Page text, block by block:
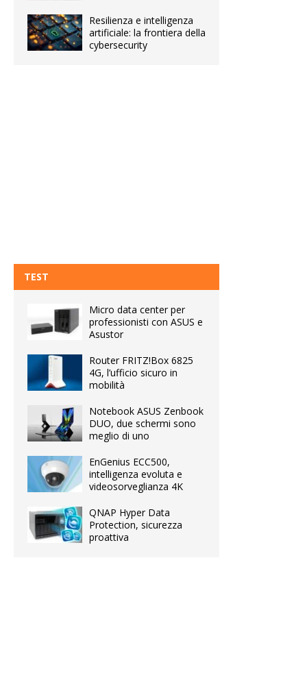
Resilienza e intelligenza
artificiale: la frontiera della
cybersecurity
TEST
Micro data center per
professionisti con ASUS e
Asustor
Router FRITZ!Box 6825
4G, l’ufficio sicuro in
mobilità
Notebook ASUS Zenbook
DUO, due schermi sono
meglio di uno
EnGenius ECC500,
intelligenza evoluta e
videosorveglianza 4K
QNAP Hyper Data
Protection, sicurezza
proattiva